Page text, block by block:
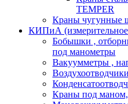
TEMPER
Краны чугунные
КИПиА (измерительное
Бобышки ,
под манометры
Вакуумметры ,
Воздухоотводчики
Краны под маном,